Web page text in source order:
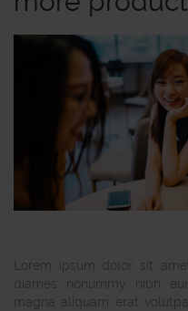
Lorem ipsum dolor sit
diames nonummy nibh
magna aliquam erat